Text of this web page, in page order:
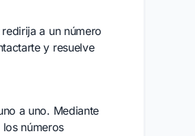
a un número
y resuelve
a uno. Mediante
números